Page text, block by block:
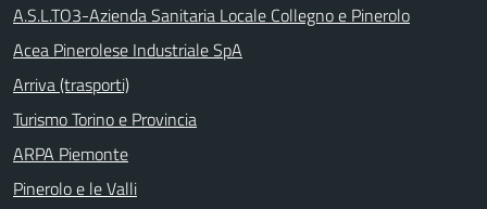
A.S.L.TO3-Azienda Sanitaria Locale Collegno e Pinerolo
Acea Pinerolese Industriale SpA
Arriva (trasporti)
Turismo Torino e Provincia
ARPA Piemonte
Pinerolo e le Valli